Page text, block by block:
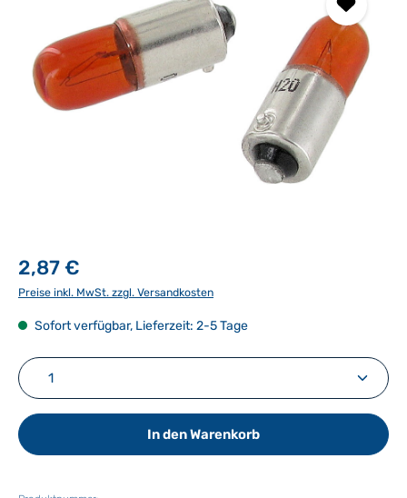
2,87 €
Preise inkl. MwSt. zzgl. Versandkosten
Sofort verfügbar, Lieferzeit: 2-5 Tage
Produkt Anzahl: Gib den gewünschten Wert ein
In den Warenkorb